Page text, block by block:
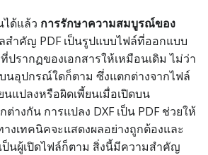
ด้แล้ว การรักษาความสมบูรณ์ของ
สำคัญ PDF เป็นรูปแบบไฟล์ที่ออกแบบ
รากฏของเอกสารให้เหมือนเดิม ไม่ว่า
นอุปกรณ์ใดก็ตาม ซึ่งแตกต่างจากไฟล์
นแปลงหรือผิดเพี้ยนเมื่อเปิดบน
างกัน การแปลง DXF เป็น PDF ช่วยให้
งเทคนิคจะแสดงผลอย่างถูกต้องและ
ป็นผู้เปิดไฟล์ก็ตาม สิ่งนี้มีความสำคัญ